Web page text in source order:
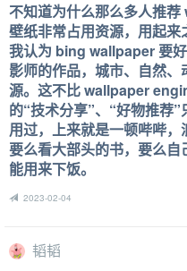
不知道为什么那么多人推
壁纸非常占用资源，用起来
我认为 bing wallpaper 要
影师的作品，城市、自然
源。这不比 wallpaper
的“技术分享”、“好物推荐
用过，上来就是一顿哔哔，
要么看大部头的书，要么
能用来下饭。
2023-02-04
韬韬